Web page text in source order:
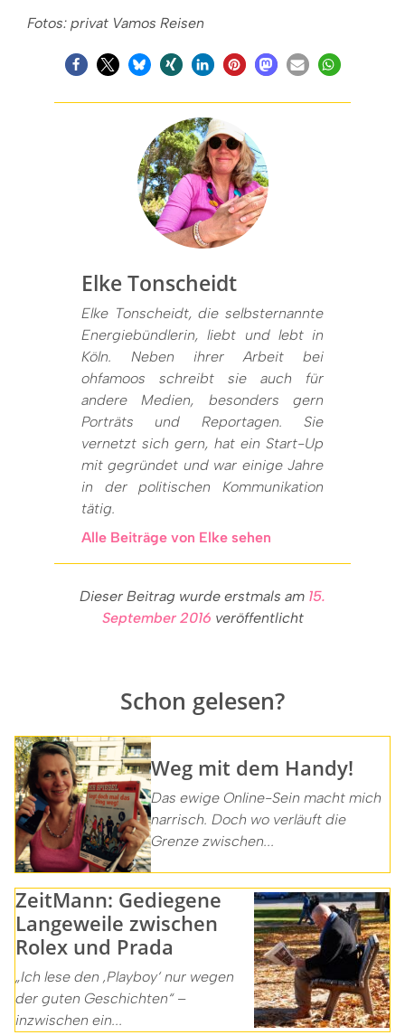
Fotos: privat Vamos Reisen
Elke Tonscheidt
Elke Tonscheidt, die selbsternannte
Energiebündlerin, liebt und lebt in
Köln. Neben ihrer Arbeit bei
ohfamoos schreibt sie auch für
andere Medien, besonders gern
Porträts und Reportagen. Sie
vernetzt sich gern, hat ein Start-Up
mit gegründet und war einige Jahre
in der politischen Kommunikation
tätig.
Alle Beiträge von Elke sehen
Dieser Beitrag wurde erstmals am 15.
September 2016 veröffentlicht
Schon gelesen?
Weg mit dem Handy!
Das ewige Online-Sein macht mich
narrisch. Doch wo verläuft die
Grenze zwischen...
ZeitMann: Gediegene
Langeweile zwischen
Rolex und Prada
„Ich lese den ‚Playboy‘ nur wegen
der guten Geschichten“ –
inzwischen ein...